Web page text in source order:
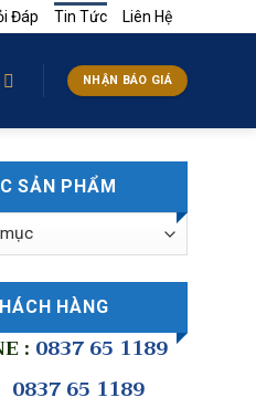
Đáp Tin Tức Liên Hệ
NHẬN BÁO GIÁ
SẢN PHẨM
HÀNG
: 0837 65 1189
0837 65 1189